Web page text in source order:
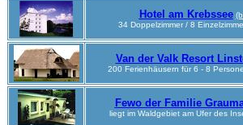
Hotel am Krebssee
34 Doppelzimmer / 8
Van der Valk Resort
200 Ferienhäusern für 6 - 8
Fewo der Familie
liegt im Waldgebiet am Ufer des